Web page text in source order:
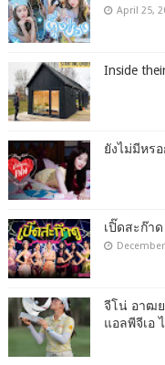
April 25,
Inside
ยังไม่มีหร
เปิ๊ดสะก๊าด
จีโน่ อาฒ
แอลพีจีเอ